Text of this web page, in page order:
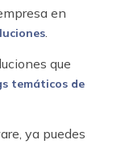
en
.
que
temáticos de
ya puedes